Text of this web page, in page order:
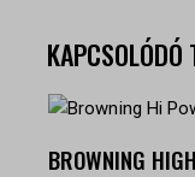
KAPCSOLÓDÓ
BROWNING